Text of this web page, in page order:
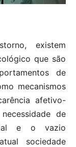
existem
que são
de
mecanismos
afetivo-
de
e o vazio
sociedade